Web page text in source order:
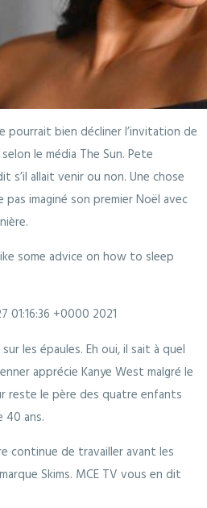
pourrait bien décliner l’invitation de
le média The Sun. Pete
s’il allait venir ou non. Une chose
imaginé son premier Noël avec
some advice on how to sleep
01:16:36 +0000 2021
les épaules. Eh oui, il sait à quel
apprécie Kanye West malgré le
reste le père des quatre enfants
40 ans.
continue de travailler avant les
Skims. MCE TV vous en dit